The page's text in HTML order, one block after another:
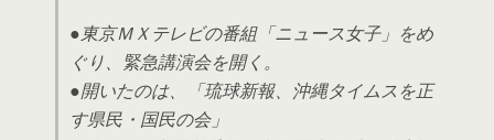
●東京ＭＸテレビの番組「ニュース女子」をめ
ぐり、緊急講演会を開く。
●開いたのは、「琉球新報、沖縄タイムスを正
す県民・国民の会」